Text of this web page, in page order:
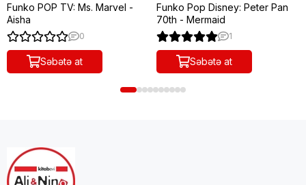
Funko POP TV: Ms. Marvel -
Aisha
0
Səbətə at
Funko Pop Disney: Peter Pan
70th - Mermaid
1
Səbətə at